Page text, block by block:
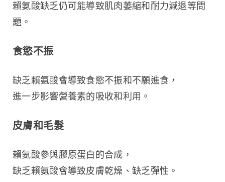
賴氨酸缺乏仍可能導致肌肉萎縮和耐力減退等問
題。
食慾不振
缺乏賴氨酸會導致食慾不振和不願進食，
進一步影響營養素的吸收和利用。
皮膚和毛髮
賴氨酸參與膠原蛋白的合成，
缺乏賴氨酸會導致皮膚乾燥、缺乏彈性。